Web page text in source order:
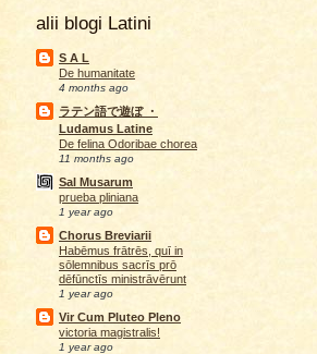
alii blogi Latini
S A L
De humanitate
4 months ago
ラテン語で遊ぼ ・
Ludamus Latine
De felina Odoribae chorea
11 months ago
Sal Musarum
prueba pliniana
1 year ago
Chorus Breviarii
Habēmus frātrēs, quī in
sōlemnibus sacrīs prō
dēfūnctīs ministrāvērunt
1 year ago
Vir Cum Pluteo Pleno
victoria magistralis!
1 year ago